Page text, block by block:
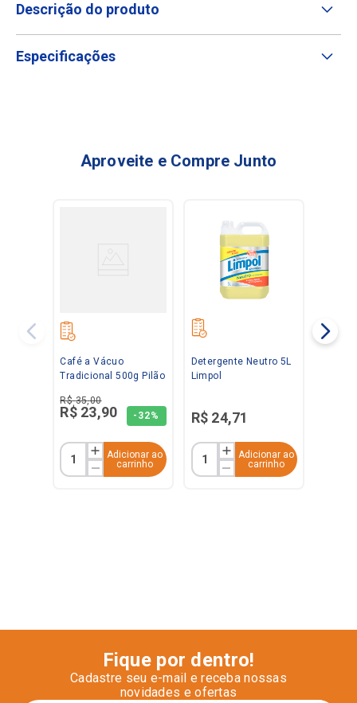
Descrição do produto
Especificações
Aproveite e Compre Junto
Café a Vácuo
Tradicional 500g Pilão
R$ 35,00
R$ 23,90 - 32%
Adicionar ao
carrinho
Detergente Neutro 5L
Limpol
R$ 24,71
Adicionar ao
carrinho
Fique por dentro!
Cadastre seu e-mail e receba nossas
novidades e ofertas